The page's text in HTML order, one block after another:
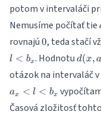
potom v intervaláči
Nemusíme počítať tie
rovnajú 0
0, teda stačí
l < bx. Hodnotu d(x,
otázok na intervaláč v
ax < l < bx
Časová zložitosť